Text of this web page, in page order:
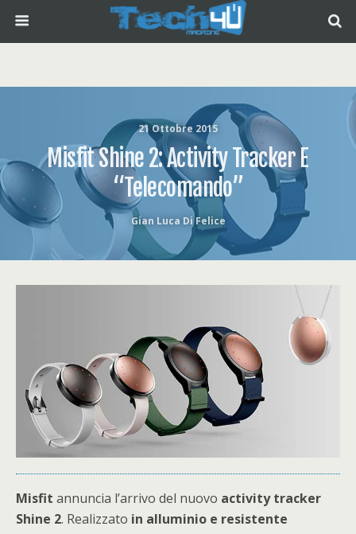
21 Ottobre 2015
Misfit Shine 2: Activity Tracker E
“telecomando”
Gian Luca Di Felice
Misfit annuncia l’arrivo del nuovo activity tracker
Shine 2. Realizzato in alluminio e resistente